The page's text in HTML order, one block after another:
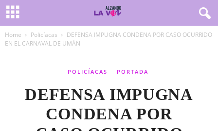
Home Policíacas
DEFENSA IMPUGNA CONDENA POR CASO OCURRIDO
EN EL CARNAVAL DE UMÁN
POLICÍACAS PORTADA
DEFENSA IMPUGNA
CONDENA POR